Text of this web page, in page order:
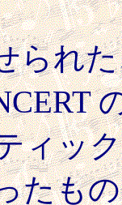
られ
ィッ
たもの